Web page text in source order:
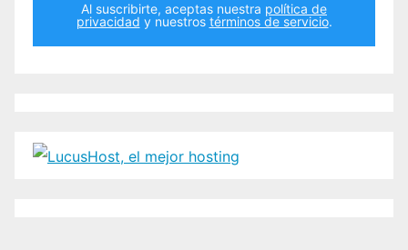
Al suscribirte, aceptas nuestra política de
privacidad y nuestros términos de servicio.